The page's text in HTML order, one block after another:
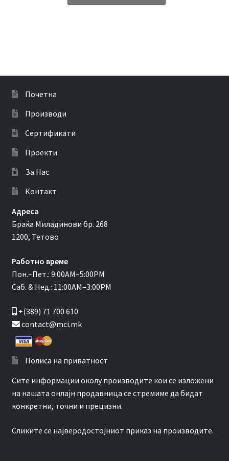
Почетна
Производи
Сертификати
Проекти
За Нас
Контакт
Адреса
Браќа Миладинови бр. 268
1200, Тетово
Работно време
Пон.–Пет.: 9:00AM–5:00PM
Саб. & Нед.: 11:00AM–3:00PM
+(389) 71 700 610
contact@mci.mk
Полиса на приватност
Сите информации околу производите кои се изложени
на нашата онлајн продавница се стремиме да бидат
конкретни, точни и прецизни.
Сликите се најверодостојниот приказ на производите.